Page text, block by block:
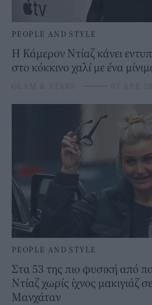
PEOPLE AND STYLE
Η Κάμερον Ντίαζ κάνει
στο κόκκινο χαλί με ένα
GLAM & STARS ⸻ 07 APR
PEOPLE AND STYLE
Στα 53 της πιο φυσική από
Ντίαζ χωρίς ίχνος μακιγιάζ
Μανχάταν